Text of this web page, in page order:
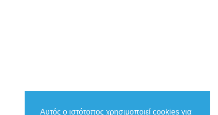
Αυτός ο ιστότοπος χρησιμοποιεί cookies για